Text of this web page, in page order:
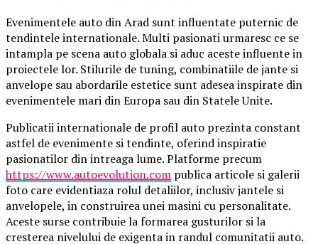
Evenimentele auto din Arad sunt influentate puternic de
tendintele internationale. Multi pasionati urmaresc ce se
intampla pe scena auto globala si aduc aceste influente in
proiectele lor. Stilurile de tuning, combinatiile de jante si
anvelope sau abordarile estetice sunt adesea inspirate din
evenimentele mari din Europa sau din Statele Unite.
Publicatii internationale de profil auto prezinta constant
astfel de evenimente si tendinte, oferind inspiratie
pasionatilor din intreaga lume. Platforme precum
https://www.autoevolution.com publica articole si galerii
foto care evidentiaza rolul detaliilor, inclusiv jantele si
anvelopele, in construirea unei masini cu personalitate.
Aceste surse contribuie la formarea gusturilor si la
cresterea nivelului de exigenta in randul comunitatii auto.